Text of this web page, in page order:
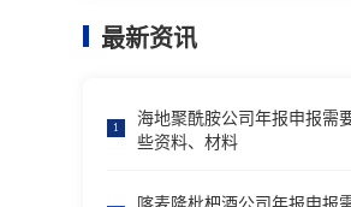
最新资讯
1
海地聚酰胺公司年报申报需
些资料、材料